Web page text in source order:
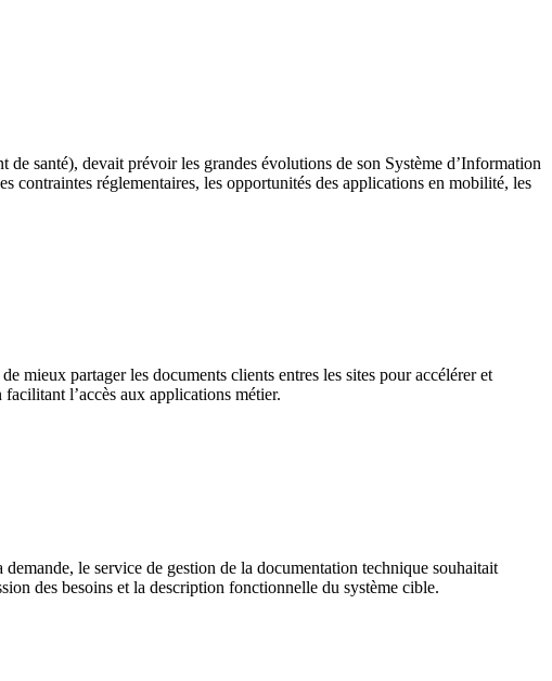
santé), devait prévoir les grandes évolutions de son Système d’Information
contraintes réglementaires, les opportunités des applications en mobilité, les
mieux partager les documents clients entres les sites pour accélérer et
l’accès aux applications métier.
le service de gestion de la documentation technique souhaitait
des besoins et la description fonctionnelle du système cible.